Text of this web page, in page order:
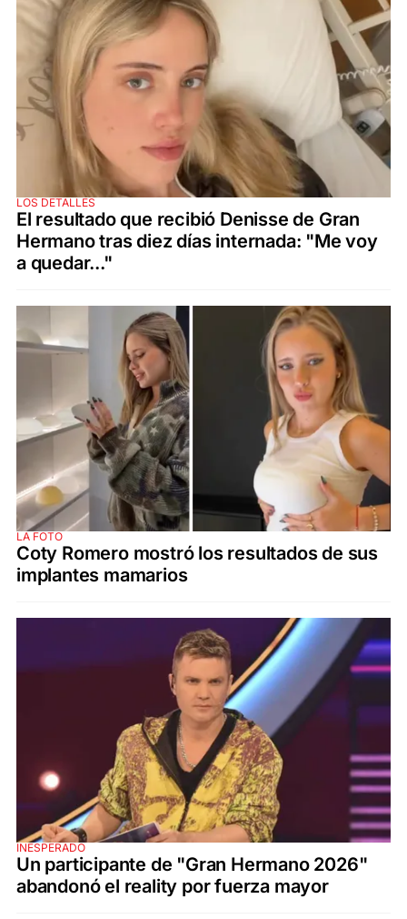
LOS DETALLES
El resultado que recibió Denisse de Gran
Hermano tras diez días internada: "Me voy
a quedar..."
LA FOTO
Coty Romero mostró los resultados de sus
implantes mamarios
INESPERADO
Un participante de "Gran Hermano 2026"
abandonó el reality por fuerza mayor